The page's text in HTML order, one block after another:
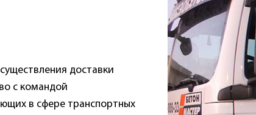
доставки
с командой
в сфере транспортных